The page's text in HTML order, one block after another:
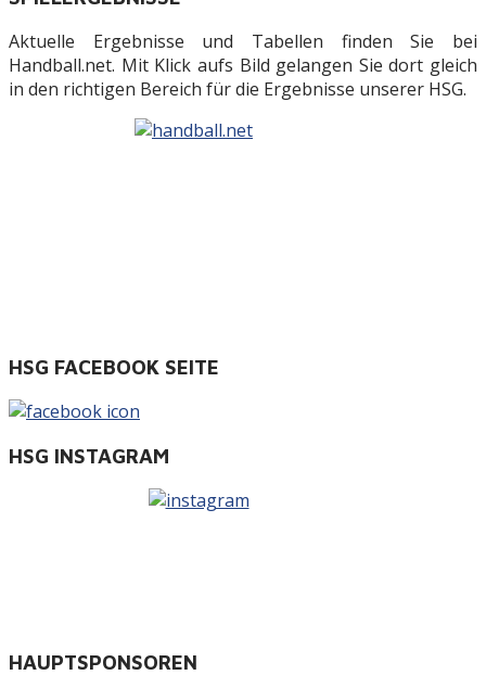
Aktuelle Ergebnisse und Tabellen finden Sie bei
Handball.net. Mit Klick aufs Bild gelangen Sie dort gleich
in den richtigen Bereich für die Ergebnisse unserer HSG.
HSG FACEBOOK SEITE
HSG INSTAGRAM
HAUPTSPONSOREN